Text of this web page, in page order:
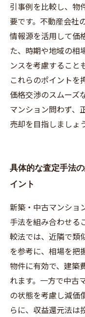
引事例を比較し、物
要です。不動産会社
情報源を活用して価
た、時期や地域の相
ンスを考慮すること
これらのポイントを
価格交渉のスムーズ
マンション問わず、
売却を目指しましょ
具体的な査定手法
イント
新築・中古マンショ
手法を組み合わせる
較法では、近隣で類
を参考に、相場を把
物件に有効で、建築
れます。一方で中古
の状態を考慮し減価
らに、収益還元法は